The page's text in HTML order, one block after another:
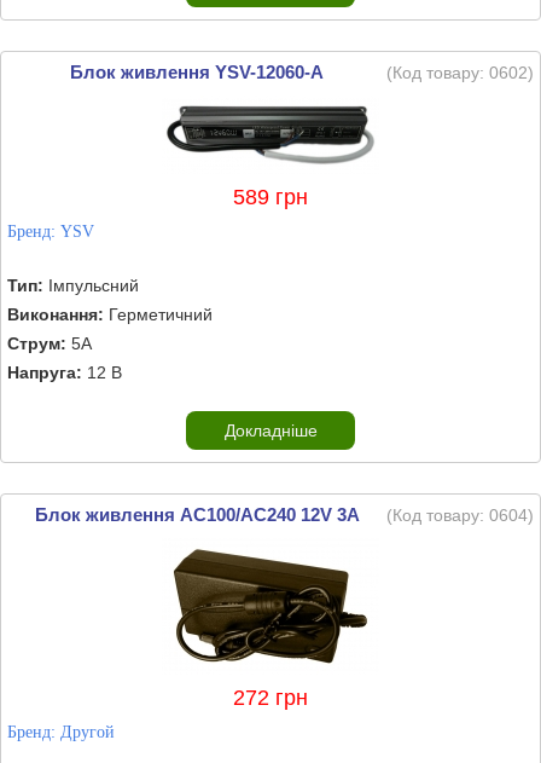
Блок живлення YSV-12060-A (Код товару: 0602)
589 грн
Бренд: YSV
Тип: Імпульсний
Виконання: Герметичний
Струм: 5А
Напруга: 12 В
Докладніше
Блок живлення AC100/AС240 12V 3А (Код товару: 0604)
272 грн
Бренд: Другой